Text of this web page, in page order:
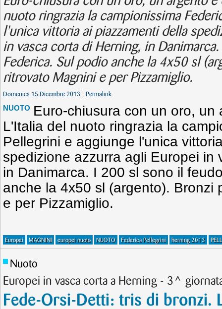
nuoto ringrazia la campionissima
l'unica vittoria ai piazzamenti della
in vasca corta di Herning, in
Federica. Sul podio anche la 4x50 sl
ritrovato Magnini e per Pizzamiglio.
Domenica 15 Dicembre 2013 Permalink
NUOTO Euro-chiusura con un oro, un
L'Italia del nuoto ringrazia la
Pellegrini e aggiunge l'unica
spedizione azzurra agli Europei in
in Danimarca. I 200 sl sono il
anche la 4x50 sl (argento). Bronzi
e per Pizzamiglio.
Europei MAGNINI europei nuoto NUOTO Federica Pellegrini herning 2013
Nuoto
Europei in vasca corta a Herning - 3^
Fede-Orsi-Detti: tris di bronzi.